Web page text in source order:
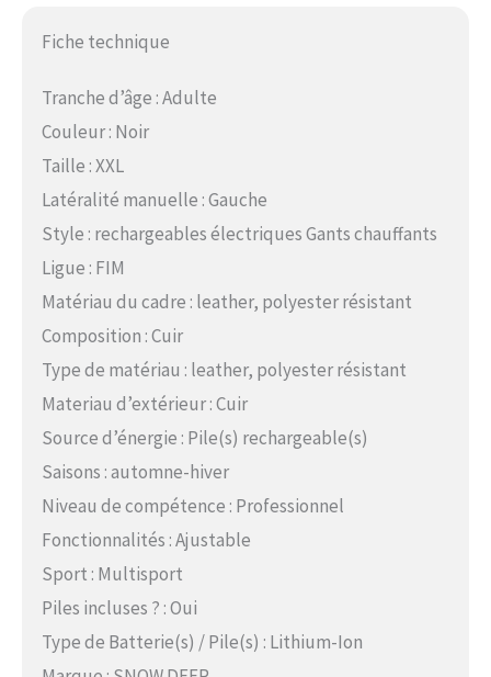
Fiche technique
Tranche d’âge : Adulte
Couleur : Noir
Taille : XXL
Latéralité manuelle : Gauche
Style : rechargeables électriques Gants chauffants
Ligue : FIM
Matériau du cadre : leather, polyester résistant
Composition : Cuir
Type de matériau : leather, polyester résistant
Materiau d’extérieur : Cuir
Source d’énergie : Pile(s) rechargeable(s)
Saisons : automne-hiver
Niveau de compétence : Professionnel
Fonctionnalités : Ajustable
Sport : Multisport
Piles incluses ? : Oui
Type de Batterie(s) / Pile(s) : Lithium-Ion